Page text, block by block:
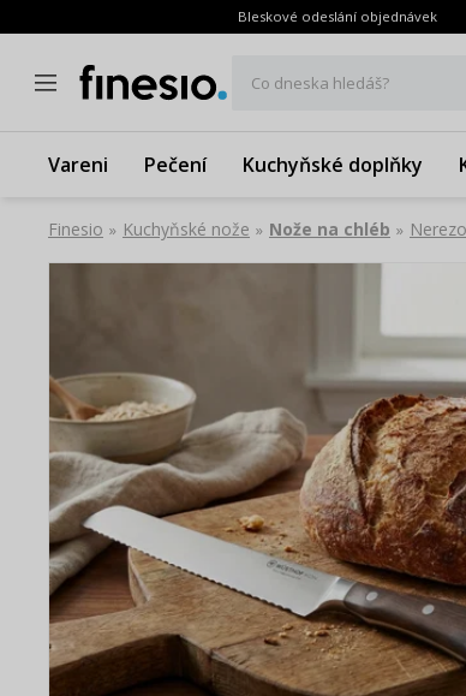
Bleskové odeslání objednávek
Co dneska hledáš?
Vareni Pečení Kuchyňské doplňky
Finesio » Kuchyňské nože » Nože na chléb »